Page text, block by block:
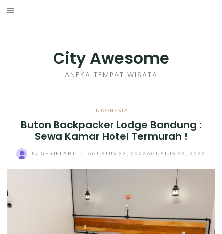
Skip
City Awesome
ANEKA TEMPAT WISATA
INDONESIA
Buton Backpacker Lodge Bandung :
Sewa Kamar Hotel Termurah !
by GERIELART AGUSTUS 23, 2022 AGUSTUS 23, 2022
SENI KERAJINAN
INFO GAMES